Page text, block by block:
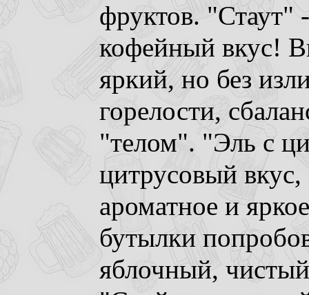
фруктов.
кофейный вкус!
яркий, но без
горелости,
"телом". "Эль с
цитрусовый
ароматное и
бутылки
яблочный,